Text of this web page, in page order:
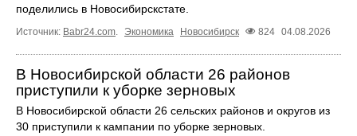
поделились в Новосибирскстате.
Источник: Babr24.com. Экономика Новосибирск 824 04.08.2026
В Новосибирской области 26 районов
приступили к уборке зерновых
В Новосибирской области 26 сельских районов и округов из
30 приступили к кампании по уборке зерновых.